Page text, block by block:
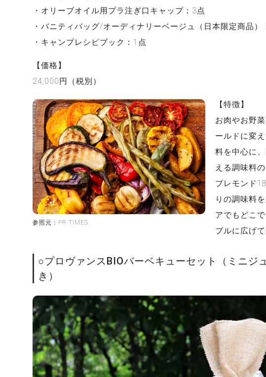
・オリーブオイル用プラ注ぎ口キャップ：3点
・バニティバッグ/オーディナリーベージュ（日本限定商品）
・キャンプレシピブック：1点
【価格】
24,000円（税別）
参照元：PR TIMES
【特徴】
お肉やお野
ールドに変
料を中心に
える調味料
ブレモンド
りの調味料
アでもどこ
ブルに広げて
○プロヴァンスBIOバーベキューセット（ミニジ
き）